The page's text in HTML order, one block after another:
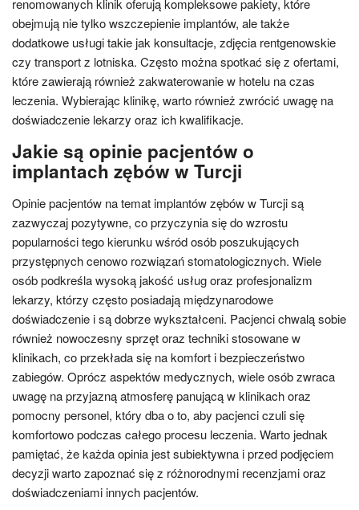
renomowanych klinik oferują kompleksowe pakiety, które
obejmują nie tylko wszczepienie implantów, ale także
dodatkowe usługi takie jak konsultacje, zdjęcia rentgenowskie
czy transport z lotniska. Często można spotkać się z ofertami,
które zawierają również zakwaterowanie w hotelu na czas
leczenia. Wybierając klinikę, warto również zwrócić uwagę na
doświadczenie lekarzy oraz ich kwalifikacje.
Jakie są opinie pacjentów o
implantach zębów w Turcji
Opinie pacjentów na temat implantów zębów w Turcji są
zazwyczaj pozytywne, co przyczynia się do wzrostu
popularności tego kierunku wśród osób poszukujących
przystępnych cenowo rozwiązań stomatologicznych. Wiele
osób podkreśla wysoką jakość usług oraz profesjonalizm
lekarzy, którzy często posiadają międzynarodowe
doświadczenie i są dobrze wykształceni. Pacjenci chwalą sobie
również nowoczesny sprzęt oraz techniki stosowane w
klinikach, co przekłada się na komfort i bezpieczeństwo
zabiegów. Oprócz aspektów medycznych, wiele osób zwraca
uwagę na przyjazną atmosferę panującą w klinikach oraz
pomocny personel, który dba o to, aby pacjenci czuli się
komfortowo podczas całego procesu leczenia. Warto jednak
pamiętać, że każda opinia jest subiektywna i przed podjęciem
decyzji warto zapoznać się z różnorodnymi recenzjami oraz
doświadczeniami innych pacjentów.